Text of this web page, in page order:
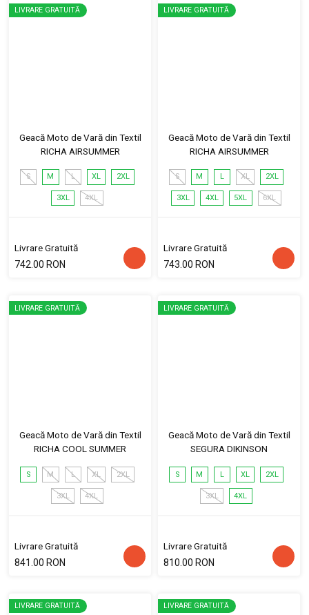
LIVRARE GRATUITĂ
Geacă Moto de Vară din Textil
RICHA AIRSUMMER
S M L XL 2XL
3XL 4XL
Livrare Gratuită
742.00 RON
LIVRARE GRATUITĂ
Geacă Moto de Vară din Textil
RICHA AIRSUMMER
S M L XL 2XL
3XL 4XL 5XL 6XL
Livrare Gratuită
743.00 RON
LIVRARE GRATUITĂ
Geacă Moto de Vară din Textil
RICHA COOL SUMMER
S M L XL 2XL
3XL 4XL
Livrare Gratuită
841.00 RON
LIVRARE GRATUITĂ
Geacă Moto de Vară din Textil
SEGURA DIKINSON
S M L XL 2XL
3XL 4XL
Livrare Gratuită
810.00 RON
LIVRARE GRATUITĂ LIVRARE GRATUITĂ